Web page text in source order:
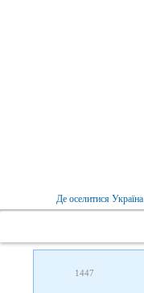
Де оселитися Україна
1447